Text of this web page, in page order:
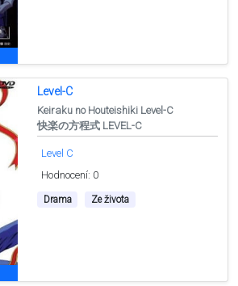
Level-C
Keiraku no Houteishiki Level-C
快楽の方程式 LEVEL-C
Level C
Hodnocení: 0
Drama Ze života